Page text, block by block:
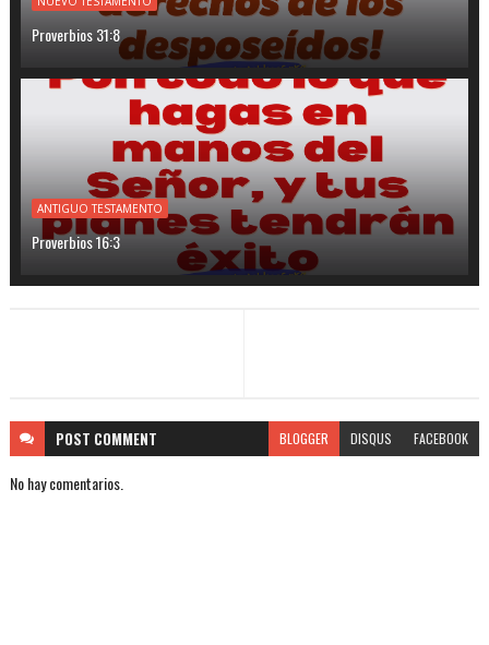
Proverbios 31:8
ANTIGUO TESTAMENTO
Proverbios 16:3
POST COMMENT BLOGGER DISQUS FACEBOOK
No hay comentarios.